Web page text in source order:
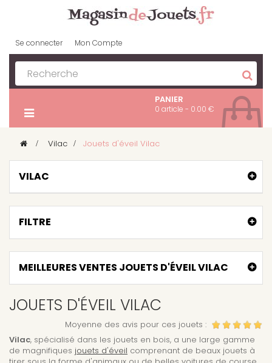
Se connecter Mon Compte
PANIER
0 article - 0.00 €
> Vilac > Jouets d'éveil Vilac
JOUETS D'ÉVEIL VILAC
Moyenne des avis pour ces jouets :
Vilac, spécialisé dans les jouets en bois, a une large gamme
de magnifiques jouets d'éveil comprenant de beaux jouets à
VILAC
FILTRE
MEILLEURES VENTES JOUETS D'ÉVEIL VILAC